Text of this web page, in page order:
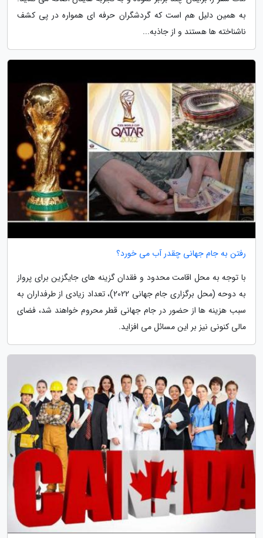
به همین دلیل هم است که گردشگران حرفه ای همواره در پی کشف
ناشناخته ها هستند و از جاذبه...
رفتن به جام جهانی چقدر آب می خورد؟
با توجه به محل اقامت محدود و فقدان گزینه های جایگزین برای پرواز
به دوحه (محل برگزاری جام جهانی 2022)، تعداد زیادی از طرفداران به
سبب هزینه ها از حضور در جام جهانی قطر محروم خواهند شد، فضای
مالی کنونی نیز بر این مسائل می افزاید.